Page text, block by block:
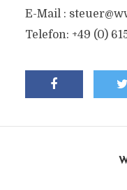
E-Mail :
Telefon: +49 (0)